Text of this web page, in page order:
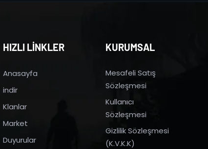
HIZLI LİNKLER
Anasayfa
indir
Klanlar
Market
Duyurular
KURUMSAL
Mesafeli Satış
Sözleşmesi
Kullanıcı
Sözleşmesi
Gizlilik Sözleşmesi
(K.V.K.K)